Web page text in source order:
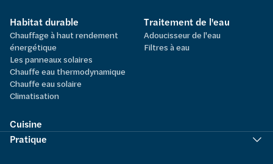
Habitat durable
Chauffage à haut rendement
énergétique
Les panneaux solaires
Chauffe eau thermodynamique
Chauffe eau solaire
Climatisation
Traitement de l'eau
Adoucisseur de l'eau
Filtres à eau
Cuisine
Pratique